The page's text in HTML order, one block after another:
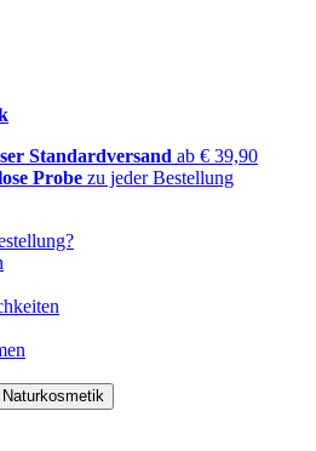
Standardversand ab € 39,90
Probe zu jeder Bestellung